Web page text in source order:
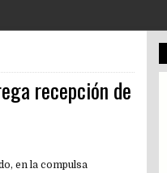
recepción de
en la compulsa